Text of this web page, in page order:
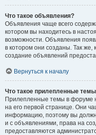
Что такое объявления?
Объявления чаще всего
котором вы находитесь в
возможности. Объявления
в котором они созданы. Так
создание объявлений
Вернуться к началу
Что такое прилепленные
Прилепленные темы в форуме
на его первой странице. Они
информацию, поэтому вы
и с объявлениями, права на
предоставляются